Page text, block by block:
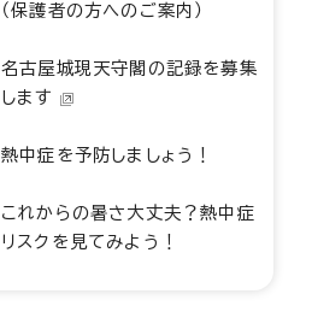
（保護者の方へのご案内）
名古屋城現天守閣の記録を募集
します
熱中症を予防しましょう！
これからの暑さ大丈夫？熱中症
リスクを見てみよう！